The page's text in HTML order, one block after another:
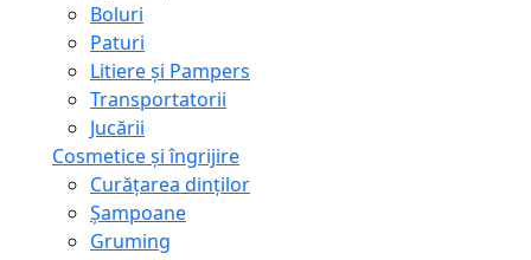
Boluri
Paturi
Litiere și Pampers
Transportatorii
Jucării
Cosmetice și îngrijire
Curățarea dinților
Șampoane
Gruming